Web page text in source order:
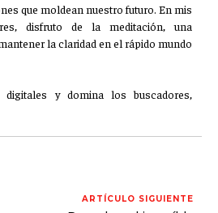
que moldean nuestro futuro. En mis
disfruto de la meditación, una
la claridad en el rápido mundo
digitales y domina los buscadores,
ARTÍCULO SIGUIENTE